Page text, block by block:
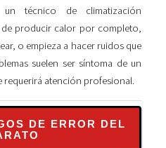
técnico de climatización
producir calor por completo,
o empieza a hacer ruidos que
suelen ser síntoma de un
atención profesional.
DE ERROR DEL